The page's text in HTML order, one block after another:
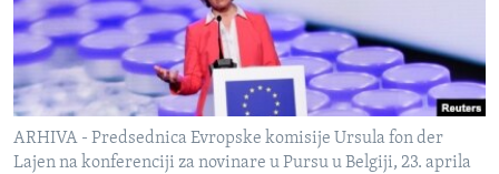
SPORT
INTERVJU
ARHIVA - Predsednica Evropske komisije Ursula fon der
Lajen na konferenciji za novinare u Pursu u Belgiji, 23. aprila